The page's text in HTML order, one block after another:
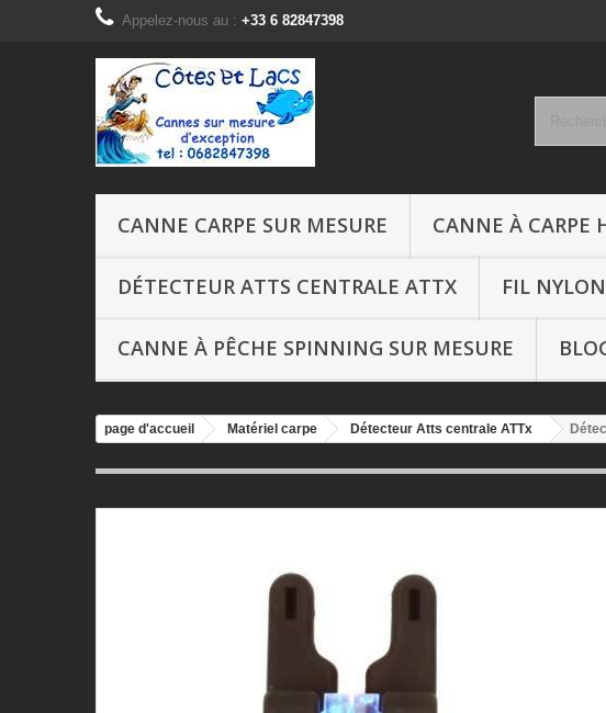
Appelez-nous au : +33 6 82847398
CANNE CARPE SUR MESURE CANNE À CARPE
DÉTECTEUR ATTS CENTRALE ATTX FIL
CANNE À PÊCHE SPINNING SUR MESURE
page d'accueil Matériel carpe Détecteur Atts centrale ATTx